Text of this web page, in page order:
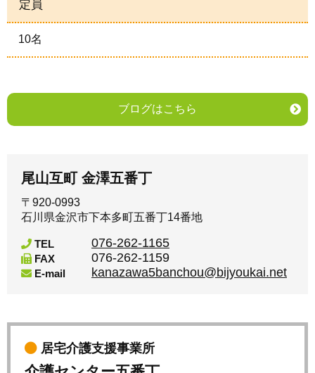
定員
10名
ブログはこちら
尾山互町 金澤五番丁
〒920-0993
石川県金沢市下本多町五番丁14番地
TEL 076-262-1165
FAX 076-262-1159
E-mail kanazawa5banchou@bijyoukai.net
居宅介護支援事業所